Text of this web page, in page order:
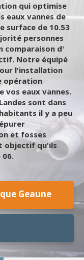
qui optimise
eaux vannes de
surface de 10.53
personnes
comparaison d'
Notre équipé
l'installation
opération
vos eaux vannes.
sont dans
il y a peu
et fosses
objectif qu'ils
Geaune